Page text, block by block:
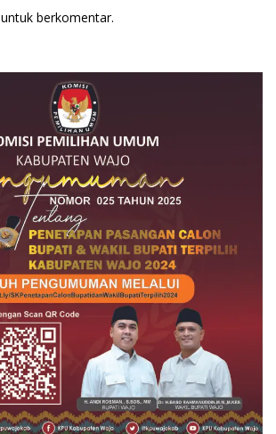
untuk berkomentar.